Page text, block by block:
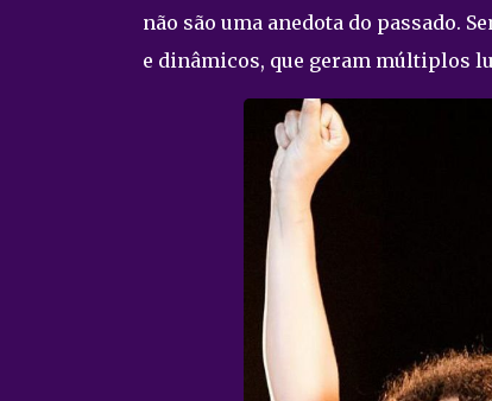
não são uma anedota do passado.
e dinâmicos, que geram múltiplos